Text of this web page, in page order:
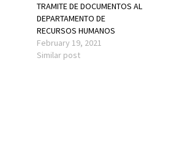
TRAMITE DE DOCUMENTOS AL
DEPARTAMENTO DE
RECURSOS HUMANOS
February 19, 2021
Similar post